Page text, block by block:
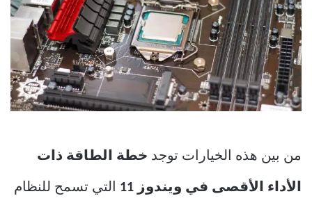
من بين هذه الخيارات توجد خطة الطاقة ذات
الأداء الأقصى في ويندوز 11 التي تسمح للنظام